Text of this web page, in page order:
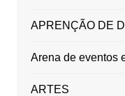
APRENÇÃO DE
Arena de eventos
ARTES